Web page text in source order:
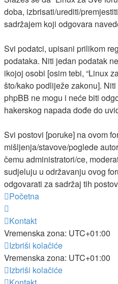
doba, izbrisati/urediti/
sadržajem koji odgovara
Svi podatci, upisani prilikom
podataka. Niti jedan podatak
ikojoj osobi [osim tebi, “Linux
što/kako podliježe zakonu]. Niti
phpBB ne mogu i neće biti
hakerskog napada dođe do
Svi postovi [poruke] na ovom
mišljenja/stavove/poglede
čemu administratori/ce,
sudjeluju u održavanju ovog
odgovarati za sadržaj tih
Početna
Kontakt
Vremenska zona: UTC+01:00
Izbriši kolačiće
Vremenska zona: UTC+01:00
Izbriši kolačiće